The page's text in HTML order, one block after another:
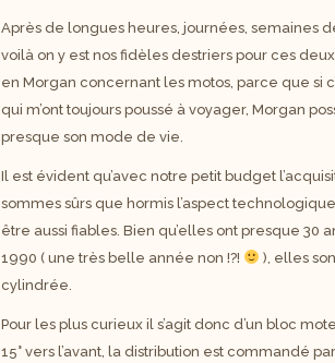
Après de longues heures, journées, semaines
voilà on y est nos fidèles destriers pour ces
en Morgan concernant les motos, parce que si
qui m’ont toujours poussé à voyager, Morgan
presque son mode de vie.
Il est évident qu’avec notre petit budget
sommes sûrs que hormis l’aspect
être aussi fiables. Bien qu’elles ont presque 30
1990 ( une très belle année non !?!
), elles
cylindrée.
Pour les plus curieux il s’agit donc d’un bloc
15° vers l’avant, la distribution est commandé